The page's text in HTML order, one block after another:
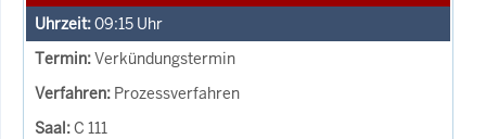
09:15 Uhr
Verkündungstermin
Prozessverfahren
C 111